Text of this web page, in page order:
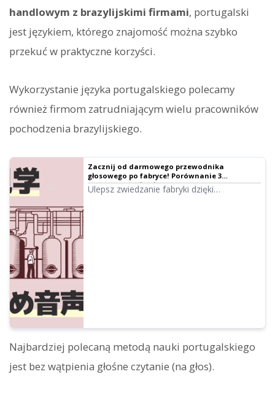
handlowym z brazylijskimi firmami, portugalski
jest językiem, którego znajomość można szybko
przekuć w praktyczne korzyści.
Wykorzystanie języka portugalskiego polecamy
również firmom zatrudniającym wielu pracowników
pochodzenia brazylijskiego.
Zacznij od darmowego przewodnika
głosowego po fabryce! Porównanie 3
polecanych usług｜Ondoku
Ulepsz zwiedzanie fabryki dzięki
Najbardziej polecaną metodą nauki portugalskiego
jest bez wątpienia głośne czytanie (na głos).